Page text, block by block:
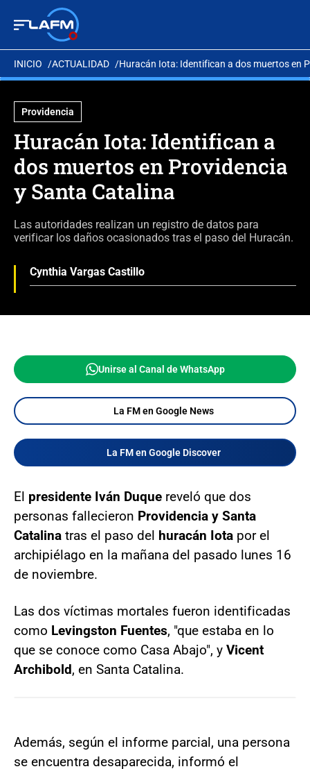
INICIO ACTUALIDAD Huracán Iota: Identifican a dos muertos en
Providencia
Huracán Iota: Identifican a
dos muertos en Providencia
y Santa Catalina
Las autoridades realizan un registro de datos para
verificar los daños ocasionados tras el paso del Huracán.
Cynthia Vargas Castillo
Unirse al Canal de WhatsApp
La FM en Google News
La FM en Google Discover
El presidente Iván Duque reveló que dos
personas fallecieron Providencia y Santa
Catalina tras el paso del huracán Iota por el
archipiélago en la mañana del pasado lunes 16
de noviembre.
Las dos víctimas mortales fueron identificadas
como Levingston Fuentes, "que estaba en lo
que se conoce como Casa Abajo", y Vicent
Archibold, en Santa Catalina.
Además, según el informe parcial, una persona
se encuentra desaparecida, informó el